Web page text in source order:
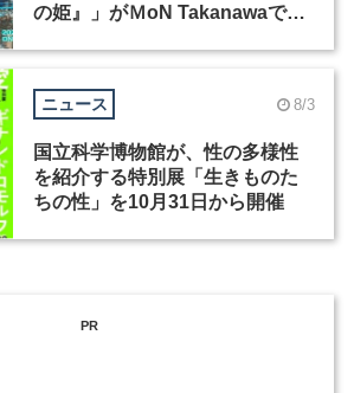
の姫』」がＭoN Takanawaで開
ニュース 8/3
国立科学博物館が、性の多様性
を紹介する特別展「生きものた
ちの性」を10月31日から開催
PR